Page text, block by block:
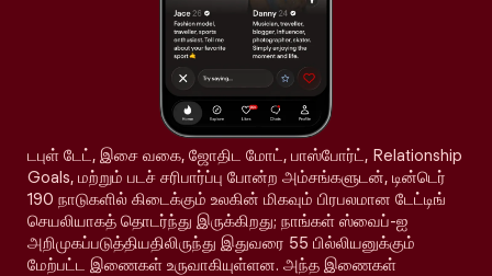
டபுள் டேட், இசை வகை, ஜோதிட மோட், பாஸ்போர்ட், Relationship
Goals, மற்றும் படச் சரிபார்ப்பு போன்ற அம்சங்களுடன், டின்டெர்
190 நாடுகளில் கிடைக்கும் உலகின் மிகவும் பிரபலமான டேட்டிங்
செயலியாகத் தொடர்ந்து இருக்கிறது; நாங்கள் ஸ்வைப்-ஐ
அறிமுகப்படுத்தியதிலிருந்து இதுவரை 55 பில்லியனுக்கும்
மேற்பட்ட இணைகள் உருவாகியுள்ளன. அந்த இணைகள்